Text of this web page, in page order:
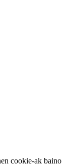
cookie-ak